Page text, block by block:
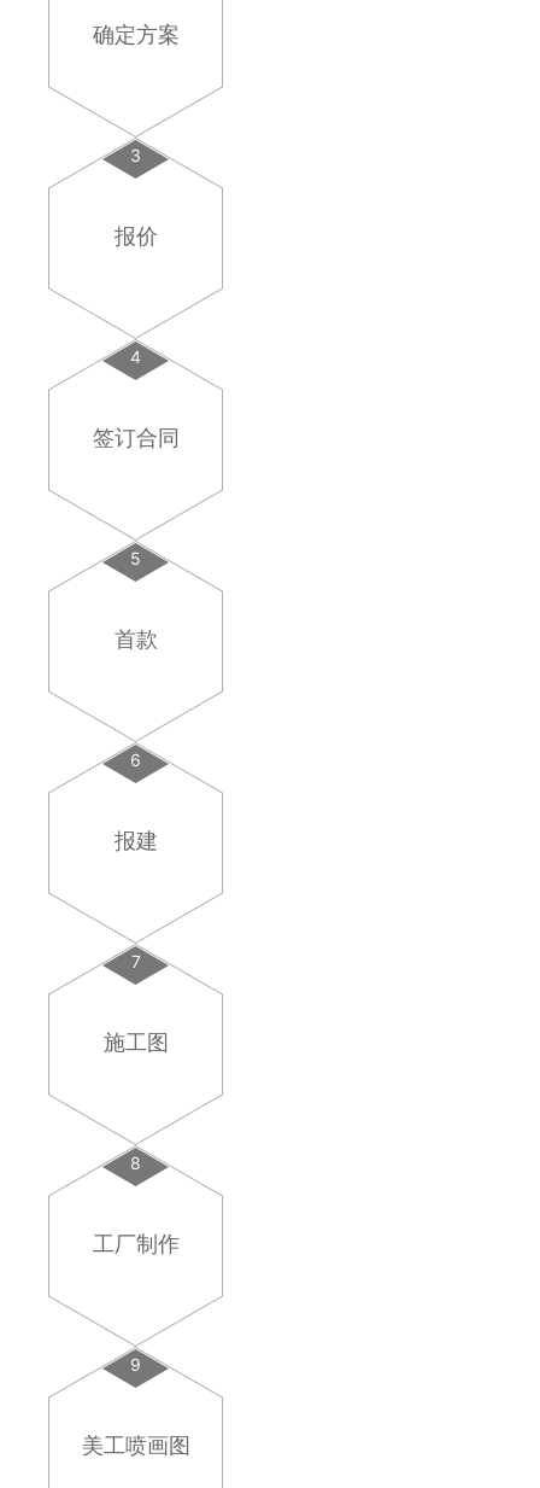
确定方案
3
报价
4
签订合同
5
首款
6
报建
7
施工图
8
工厂制作
9
美工喷画图